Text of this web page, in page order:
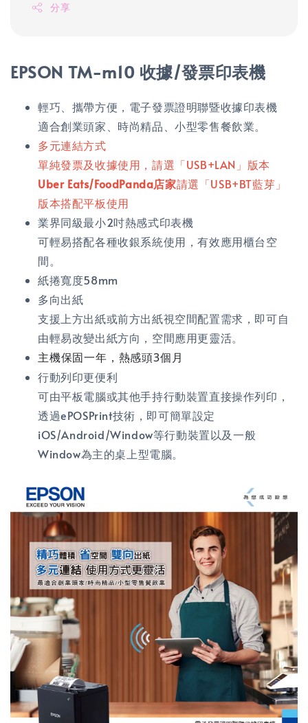
分享
EPSON TM-m10 收據/發票印表機
輕巧、攜帶方便，電子發票證明聯暨收據印表機
適合創業頭家、時尚精品、小型零售餐飲業。
多元連結方式
單純發票及收據使用，請選「USB+LAN」版本
Uber Eats/FoodPanda店家請選「USB+BT藍芽」
版本搭配平板使用
業界同級最小2吋熱感式印表機
可輕易搭配各種收銀系統使用，有效應用櫃台空
間。
紙捲寬度58mm
多向出紙
支援上方出紙或前方出紙視空間配置需求，即可自
由輕易改變出紙方向，空間應用更靈活。
主機保固一年，熱感頭3個月
行動列印更便利
可由平板電腦或其他手持行動裝置直接操作列印，
透過ePOSPrint技術，即可簡單設定
iOS/Android/Window等行動裝置以及一般
Window為主的桌上型電腦。